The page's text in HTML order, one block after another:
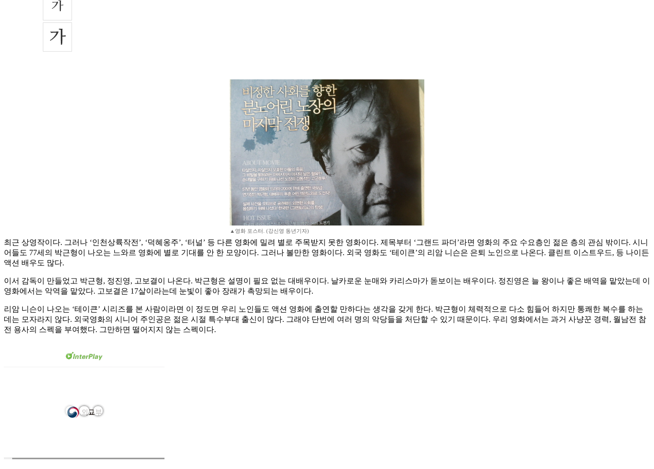
▲영화 포스터. (강신영 동년기자)
최근 상영작이다. 그러나 ‘인천상륙작전’, ‘덕혜옹주’, ‘터널’ 등 다른 영화에 밀려 별로 주목받지 못한 영화이다. 제목부터 ‘그랜드 파더’라면 영화의 주요 수요층인 젊은 층의 관심 밖이다. 시니
어들도 77세의 박근형이 나오는 느와르 영화에 별로 기대를 안 한 모양이다. 그러나 볼만한 영화이다. 외국 영화도 ‘테이큰’의 리암 니슨은 은퇴 노인으로 나온다. 클린트 이스트우드, 등 나이든
액션 배우도 많다.
이서 감독이 만들었고 박근형, 정진영, 고보결이 나온다. 박근형은 설명이 필요 없는 대배우이다. 날카로운 눈매와 카리스마가 돋보이는 배우이다. 정진영은 늘 왕이나 좋은 배역을 맡았는데 이
영화에서는 악역을 맡았다. 고보결은 17살이라는데 눈빛이 좋아 장래가 촉망되는 배우이다.
리암 니슨이 나오는 ‘테이큰’ 시리즈를 본 사람이라면 이 정도면 우리 노인들도 액션 영화에 출연할 만하다는 생각을 갖게 한다. 박근형이 체력적으로 다소 힘들어 하지만 통쾌한 복수를 하는
데는 모자라지 않다. 외국영화의 시니어 주인공은 젊은 시절 특수부대 출신이 많다. 그래야 단번에 여러 명의 악당들을 처단할 수 있기 때문이다. 우리 영화에서는 과거 사냥꾼 경력, 월남전 참
전 용사의 스펙을 부여했다. 그만하면 떨어지지 않는 스펙이다.